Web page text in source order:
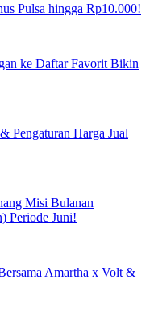
Pulsa hingga Rp10.000!
ke Daftar Favorit Bikin
Pengaturan Harga Jual
Misi Bulanan
Periode Juni!
Amartha x Volt &